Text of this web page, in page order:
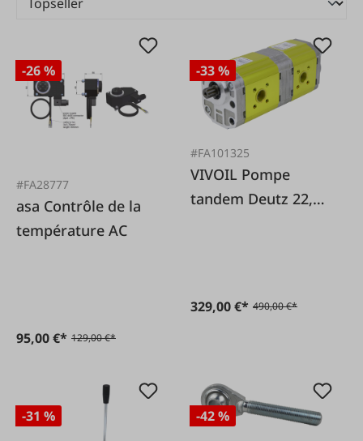
-26 %
#FA28777
asa Contrôle de la
température AC
95,00 €* 129,00 €*
-33 %
#FA101325
VIVOIL Pompe
tandem Deutz 22,5
329,00 €* 490,00 €*
-31 % -42 %